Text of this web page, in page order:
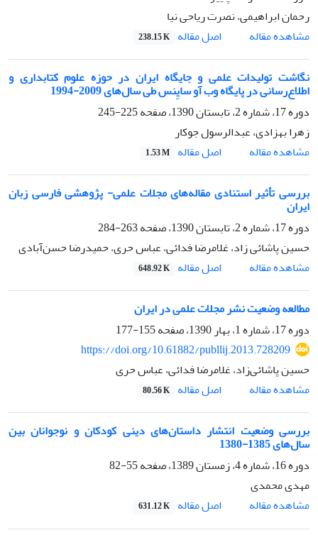
رحمان ابراهیمی، نصرت ریاحی نیا
مشاهده مقاله
اصل مقاله 238.15 K
نگاشت تولیدات علمی و جایگاه ایران در حوزه علوم کتابداری و
اطلاع‌رسانی در پایگاه وب آو سایِنس طی سال‌های 2009-1994
دوره 17، شماره 2، تابستان 1390، صفحه
225-245
زهرا بهزادی، عبدالرسول جوکار
مشاهده مقاله
اصل مقاله 1.53 M
بررسی تأثیر استنادی مقاله‌های مجلات علمی- ‌پژوهشی فارسی زبان
ایران
دوره 17، شماره 2، تابستان 1390، صفحه
263-284
حسین پاشائی‌ زاد، غلامرضا فدائی، عباس حری، حمیدرضا حسن‌آبادی
مشاهده مقاله
اصل مقاله 648.92 K
مطالعه وضعیت نشر مجلات علمی در ایران
دوره 17، شماره 1، بهار 1390، صفحه
155-177
https://doi.org/10.61882/publlij.2013.728209
حسین پاشائی‌زاد، غلامرضا فدائی، عباس حری
مشاهده مقاله
اصل مقاله 80.56 K
بررسی وضعیت انتشار داستان‌های دینی کودکان و نوجوانان بین
سال‌های 1385-1380
دوره 16، شماره 4، زمستان 1389، صفحه
55-82
مهدی محمدی
مشاهده مقاله
اصل مقاله 631.12 K